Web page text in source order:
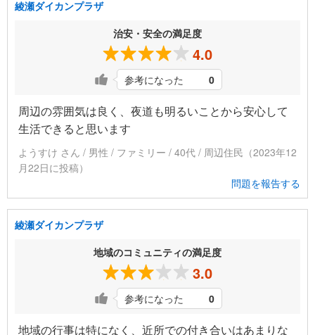
綾瀬ダイカンプラザ
治安・安全の満足度
4.0
参考になった 0
周辺の雰囲気は良く、夜道も明るいことから安心して
生活できると思います
ようすけ さん / 男性 / ファミリー / 40代 / 周辺住民（2023年12
月22日に投稿）
問題を報告する
綾瀬ダイカンプラザ
地域のコミュニティの満足度
3.0
参考になった 0
地域の行事は特になく、近所での付き合いはあまりな